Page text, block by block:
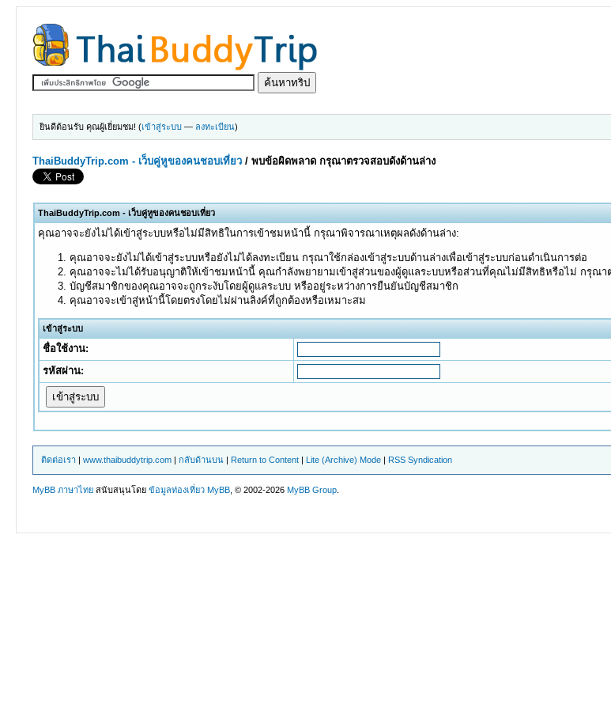
ยินดีต้อนรับ คุณผู้เยี่ยมชม! (เข้าสู่ระบบ — ลงทะเบียน)
ThaiBuddyTrip.com - เว็บคู่หูของคนชอบเที่ยว /พบข้อผิดพลาด กรุณาตรวจสอบดังด้านล่าง
ThaiBuddyTrip.com - เว็บคู่หูของคนชอบเที่ยว
คุณอาจจะยังไม่ได้เข้าสู่ระบบหรือไม่มีสิทธิในการเข้าชมหน้านี้ กรุณาพิจารณาเหตุผลดังด้านล่าง:
คุณอาจจะยังไม่ได้เข้าสู่ระบบหรือยังไม่ได้ลงทะเบียน กรุณาใช้กล่องเข้าสู่ระบบด้านล่างเพื่อเข้าสู่ระบบก่อนดำเนินการต่อ
คุณอาจจะไม่ได้รับอนุญาติให้เข้าชมหน้านี้ คุณกำลังพยายามเข้าสู่ส่วนของผู้ดูแลระบบหรือส่วนที่คุณไม่มีสิทธิหรือไม่ กรุณาต
บัญชีสมาชิกของคุณอาจจะถูกระงับโดยผู้ดูแลระบบ หรืออยู่ระหว่างการยืนยันบัญชีสมาชิก
คุณอาจจะเข้าสู่หน้านี้โดยตรงโดยไม่ผ่านลิงค์ที่ถูกต้องหรือเหมาะสม
เข้าสู่ระบบ
ชื่อใช้งาน:
รหัสผ่าน:
ติดต่อเรา |www.thaibuddytrip.com |กลับด้านบน | Return to Content | Lite (Archive) Mode | RSS Syndication
MyBB ภาษาไทย สนับสนุนโดยข้อมูลท่องเที่ยว MyBB , © 2002-2026MyBB Group